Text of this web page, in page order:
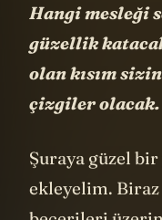
Hangi mesleği
güzellik
olan kısım
çizgiler olacak.
Şuraya güzel
ekleyelim.